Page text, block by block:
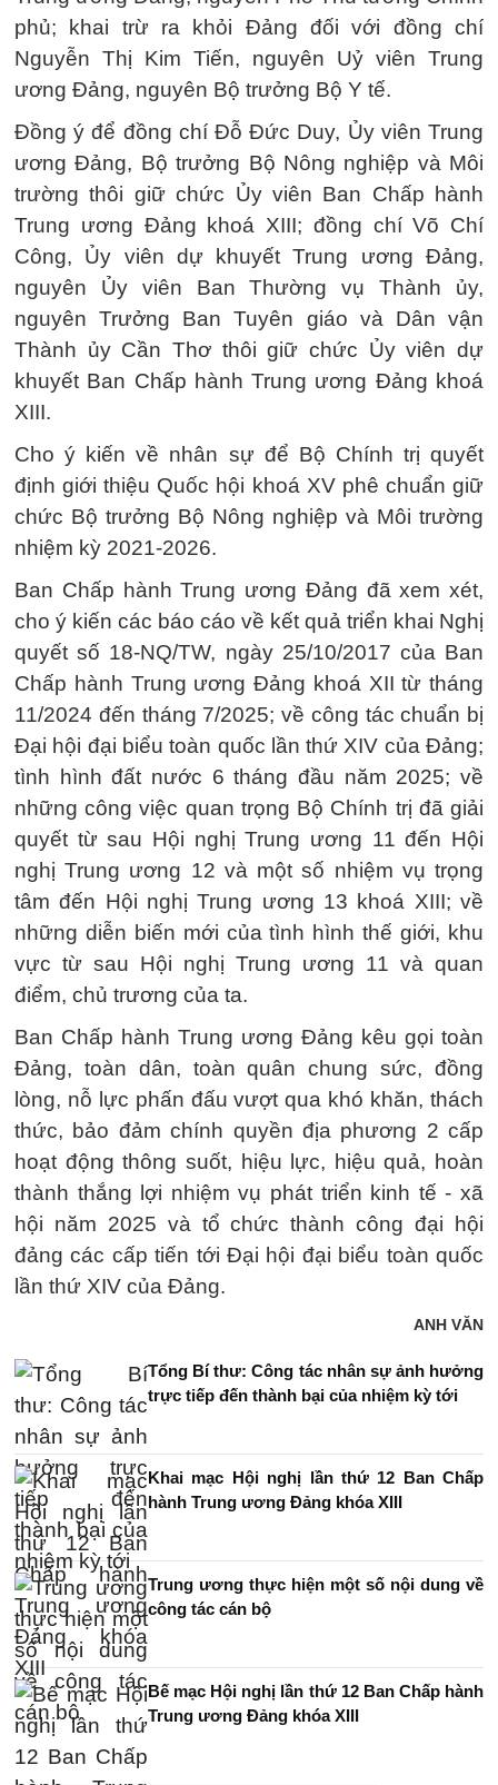
phủ; khai trừ ra khỏi Đảng đối với đồng chí
Nguyễn Thị Kim Tiến, nguyên Uỷ viên Trung
ương Đảng, nguyên Bộ trưởng Bộ Y tế.
Đồng ý để đồng chí Đỗ Đức Duy, Ủy viên Trung
ương Đảng, Bộ trưởng Bộ Nông nghiệp và Môi
trường thôi giữ chức Ủy viên Ban Chấp hành
Trung ương Đảng khoá XIII; đồng chí Võ Chí
Công, Ủy viên dự khuyết Trung ương Đảng,
nguyên Ủy viên Ban Thường vụ Thành ủy,
nguyên Trưởng Ban Tuyên giáo và Dân vận
Thành ủy Cần Thơ thôi giữ chức Ủy viên dự
khuyết Ban Chấp hành Trung ương Đảng khoá
XIII.
Cho ý kiến về nhân sự để Bộ Chính trị quyết
định giới thiệu Quốc hội khoá XV phê chuẩn giữ
chức Bộ trưởng Bộ Nông nghiệp và Môi trường
nhiệm kỳ 2021-2026.
Ban Chấp hành Trung ương Đảng đã xem xét,
cho ý kiến các báo cáo về kết quả triển khai Nghị
quyết số 18-NQ/TW, ngày 25/10/2017 của Ban
Chấp hành Trung ương Đảng khoá XII từ tháng
11/2024 đến tháng 7/2025; về công tác chuẩn bị
Đại hội đại biểu toàn quốc lần thứ XIV của Đảng;
tình hình đất nước 6 tháng đầu năm 2025; về
những công việc quan trọng Bộ Chính trị đã giải
quyết từ sau Hội nghị Trung ương 11 đến Hội
nghị Trung ương 12 và một số nhiệm vụ trọng
tâm đến Hội nghị Trung ương 13 khoá XIII; về
những diễn biến mới của tình hình thế giới, khu
vực từ sau Hội nghị Trung ương 11 và quan
điểm, chủ trương của ta.
Ban Chấp hành Trung ương Đảng kêu gọi toàn
Đảng, toàn dân, toàn quân chung sức, đồng
lòng, nỗ lực phấn đấu vượt qua khó khăn, thách
thức, bảo đảm chính quyền địa phương 2 cấp
hoạt động thông suốt, hiệu lực, hiệu quả, hoàn
thành thắng lợi nhiệm vụ phát triển kinh tế - xã
hội năm 2025 và tổ chức thành công đại hội
đảng các cấp tiến tới Đại hội đại biểu toàn quốc
lần thứ XIV của Đảng.
ANH VĂN
Tổng Bí thư: Công tác nhân sự ảnh hưởng
trực tiếp đến thành bại của nhiệm kỳ tới
Khai mạc Hội nghị lần thứ 12 Ban Chấp
hành Trung ương Đảng khóa XIII
Trung ương thực hiện một số nội dung về
công tác cán bộ
Bế mạc Hội nghị lần thứ 12 Ban Chấp hành
Trung ương Đảng khóa XIII